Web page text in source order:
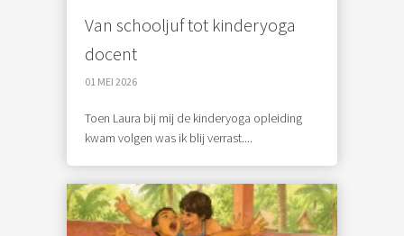
Van schooljuf tot kinderyoga
docent
01 MEI 2026
Toen Laura bij mij de kinderyoga opleiding
kwam volgen was ik blij verrast....